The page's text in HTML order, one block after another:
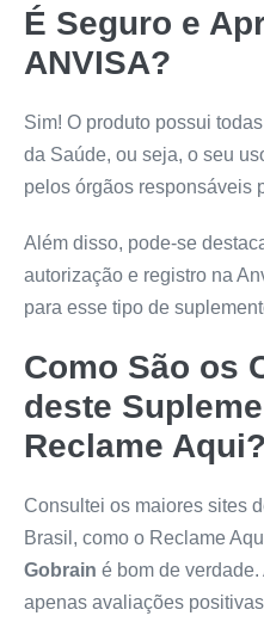
É Seguro e
ANVISA?
Sim! O produto possui
da Saúde, ou seja, o seu
pelos órgãos responsáveis
Além disso, pode-se
autorização e registro na
para esse tipo de
Como São os
deste
Reclame Aqui?
Consultei os maiores sites
Brasil, como o Reclame
Gobrain é bom de
apenas avaliações